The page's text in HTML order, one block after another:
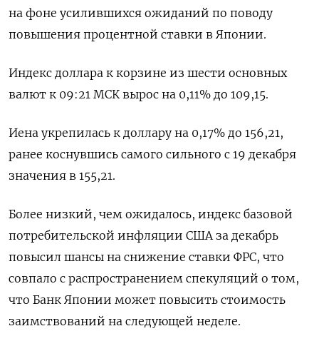
на фоне усилившихся ожиданий по поводу
повышения процентной ставки в Японии.
Индекс доллара к корзине из шести основных
валют к 09:21 МСК вырос на 0,11% до 109,15​.
Иена укрепилась к доллару на 0,17%​ до 156,21,
ранее коснувшись самого сильного с 19 декабря
значения в 155,21.
Более низкий, чем ожидалось, индекс базовой
потребительской инфляции США за декабрь
повысил шансы на снижение ставки ФРС, что
совпало с распространением спекуляций о том,
что Банк Японии может повысить стоимость
заимствований на следующей неделе.